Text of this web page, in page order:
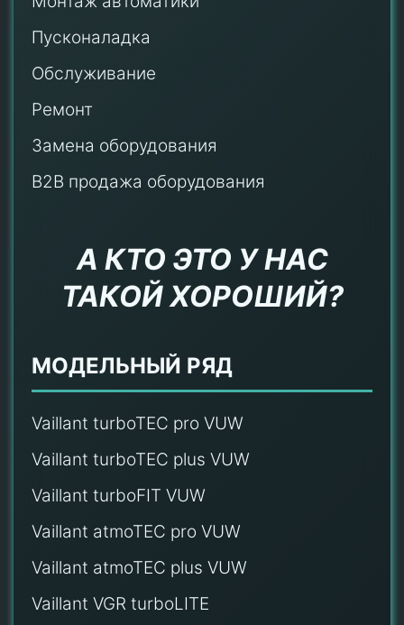
Пусконаладка
Обслуживание
Ремонт
Замена оборудования
B2B продажа оборудования
А КТО ЭТО У НАС
ТАКОЙ ХОРОШИЙ?
МОДЕЛЬНЫЙ РЯД
Vaillant turboTEC pro VUW
Vaillant turboTEC plus VUW
Vaillant turboFIT VUW
Vaillant atmoTEC pro VUW
Vaillant atmoTEC plus VUW
Vaillant VGR turboLITE